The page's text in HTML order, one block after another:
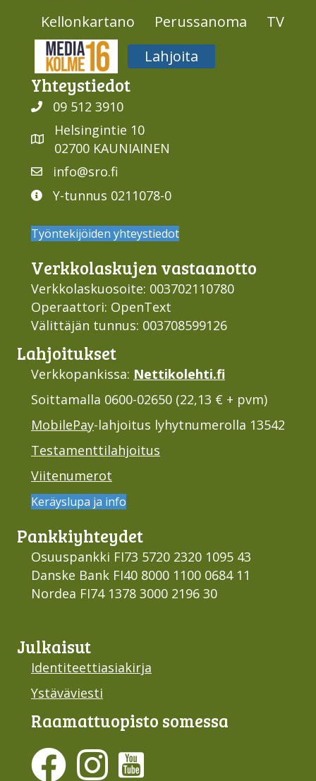
Kellonkartano
Perussanoma
TV
Media316
Lahjoita
Yhteys­tiedot
09 512 3910
Helsingintie 10
02700 KAUNIAINEN
info@sro.fi
Y-tunnus 0211078-0
Työntekijöiden yhteystiedot
Verkko­laskujen vastaan­otto
Verkkolaskuosoite: 003702110780
Operaattori: OpenText
Välittäjän tunnus: 003708599126
Lahjoi­tukset
Verkkopankissa: Nettikolehti.fi
Soittamalla 0600-02650 (22,13 € + pvm)
MobilePay-lahjoitus lyhytnumerolla 13542
Testamenttilahjoitus
Viitenumerot
Keräyslupa ja info
Pankki­yhteydet
Osuuspankki FI73 5720 2320 1095 43
Danske Bank FI40 8000 1100 0684 11
Nordea FI74 1378 3000 2196 30
Julkaisut
Identiteettiasiakirja
Ystäväviesti
Raamattu­opisto somessa